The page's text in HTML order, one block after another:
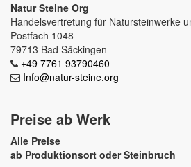
Natur Steine Org
Handelsvertretung für Natursteinwerke
Postfach 1048
79713 Bad Säckingen
+49 7761 93790460
Info@natur-steine.org
Preise ab Werk
Alle Preise
ab Produktionsort oder Steinbruch